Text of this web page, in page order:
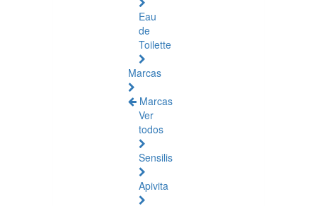
Eau
de
Toilette
Marcas
Marcas
Ver
todos
Sensilis
Apivita